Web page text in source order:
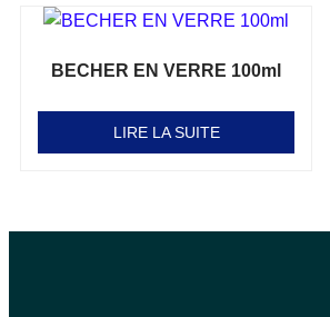
BECHER EN VERRE 100ml
LIRE LA SUITE